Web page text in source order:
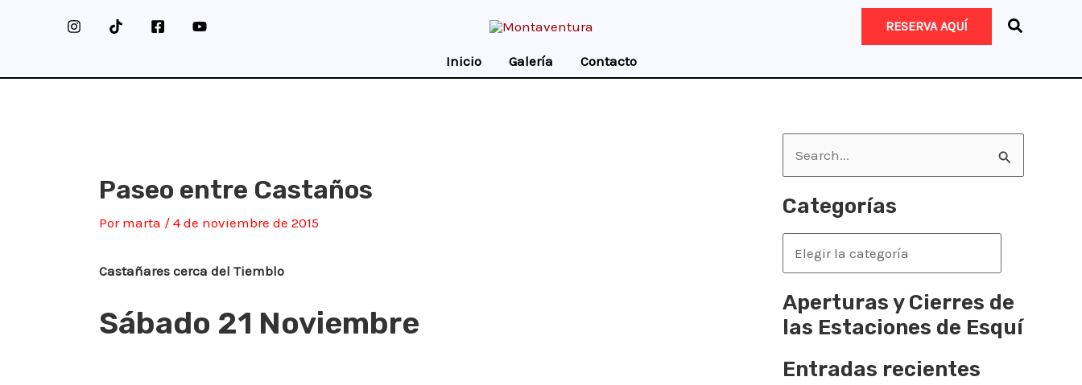
RESERVA AQUÍ
Inicio Galería Contacto
Paseo entre Castaños
Por marta / 4 de noviembre de 2015
Castañares cerca del Tiemblo
Sábado 21 Noviembre
s
r
p
o
:
Categorías
a
t
e
o
Aperturas y Cierres de
las Estaciones de Esquí
Entradas recientes